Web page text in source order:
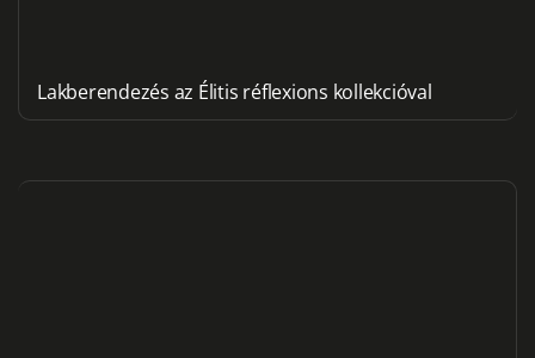
Lakberendezés az Élitis réflexions kollekcióval